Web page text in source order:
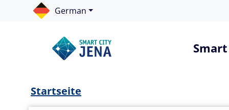
Direkt zum Inhalt
German
Pfadnavigation
Startseite
Cookie-Einstellungen